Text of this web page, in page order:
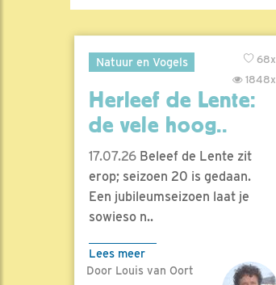
Natuur en Vogels
68x
1848x
Herleef de Lente:
de vele hoog..
17.07.26 Beleef de Lente zit
erop; seizoen 20 is gedaan.
Een jubileumseizoen laat je
sowieso n..
Lees meer
Door Louis van Oort